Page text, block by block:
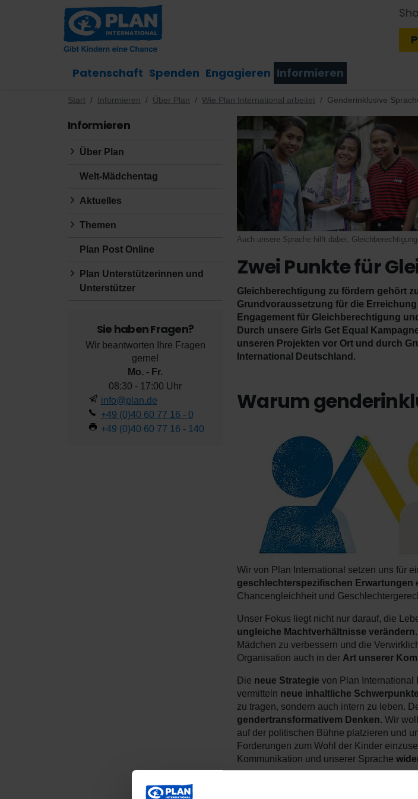
Patenschaft Spenden Engagieren Informieren
Start Informieren Über Plan Wie Plan International arbeitet Genderinklusive
Informieren
Über Plan
Welt-Mädchentag
Aktuelles
Themen
Plan Post Online
Plan Unterstützerinnen und
Unterstützer
Sie haben Fragen?
Wir beantworten Ihre Fragen
gerne!
Mo. - Fr.
08:30 - 17:00 Uhr
info@plan.de
+49 (0)40 60 77 16 - 0
+49 (0)40 60 77 16 - 140
Auch unsere Sprache hilft dabei,
Zwei Punkte für
Gleichberechtigung zu fördern gehört
Grundvoraussetzung für die
Engagement für Gleichberechtigung
Durch unsere Girls Get Equal
unseren Projekten vor Ort und durch
International Deutschland.
Warum
Wir von Plan International setzen uns für
geschlechterspezifischen Erwartungen
Chancengleichheit und
Unser Fokus liegt nicht nur darauf, die
ungleiche Machtverhältnisse verändern
Mädchen zu verbessern und die
Organisation auch in der Art unserer
Die neue Strategie von Plan International
vermitteln neue inhaltliche Schwerpunkte
zu tragen, sondern auch intern zu leben.
gendertransformativem Denken. Wir
auf der politischen Bühne platzieren und
Forderungen zum Wohl der Kinder
Kommunikation und unserer Sprache